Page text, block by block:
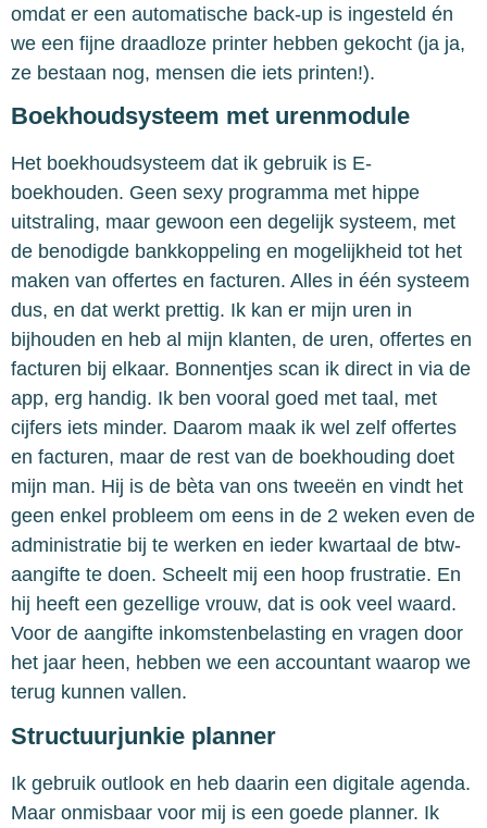
omdat er een automatische back-up is ingesteld én
we een fijne draadloze printer hebben gekocht (ja ja,
ze bestaan nog, mensen die iets printen!).
Boekhoudsysteem met urenmodule
Het boekhoudsysteem dat ik gebruik is E-
boekhouden. Geen sexy programma met hippe
uitstraling, maar gewoon een degelijk systeem, met
de benodigde bankkoppeling en mogelijkheid tot het
maken van offertes en facturen. Alles in één systeem
dus, en dat werkt prettig. Ik kan er mijn uren in
bijhouden en heb al mijn klanten, de uren, offertes en
facturen bij elkaar. Bonnentjes scan ik direct in via de
app, erg handig. Ik ben vooral goed met taal, met
cijfers iets minder. Daarom maak ik wel zelf offertes
en facturen, maar de rest van de boekhouding doet
mijn man. Hij is de bèta van ons tweeën en vindt het
geen enkel probleem om eens in de 2 weken even de
administratie bij te werken en ieder kwartaal de btw-
aangifte te doen. Scheelt mij een hoop frustratie. En
hij heeft een gezellige vrouw, dat is ook veel waard.
Voor de aangifte inkomstenbelasting en vragen door
het jaar heen, hebben we een accountant waarop we
terug kunnen vallen.
Structuurjunkie planner
Ik gebruik outlook en heb daarin een digitale agenda.
Maar onmisbaar voor mij is een goede planner. Ik